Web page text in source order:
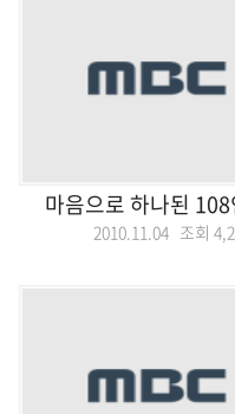
마음으로 하나된
2010.11.04 조회